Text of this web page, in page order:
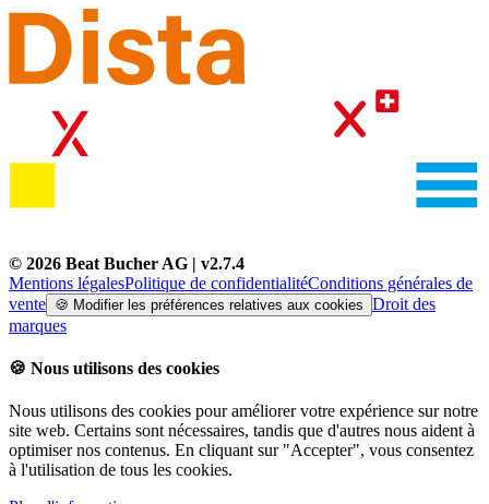
© 2026 Beat Bucher AG | v2.7.4
Mentions légalesPolitique de confidentialitéConditions générales de
vente 🍪 Modifier les préférences relatives aux cookies Droit des
marques
🍪 Nous utilisons des cookies
Nous utilisons des cookies pour améliorer votre expérience sur notre
site web. Certains sont nécessaires, tandis que d'autres nous aident à
optimiser nos contenus. En cliquant sur "Accepter", vous consentez
à l'utilisation de tous les cookies.